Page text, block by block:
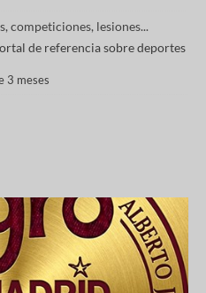
competiciones, lesiones...
de referencia sobre deportes
3 meses